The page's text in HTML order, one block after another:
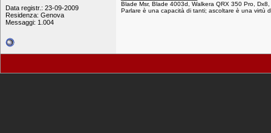
Data registr.: 23-09-2009
Residenza: Genova
Messaggi: 1.004
Blade Msr, Blade 4003d, Walkera QRX 350 Pro,
Parlare è una capacità di tanti; ascoltare è una virtù